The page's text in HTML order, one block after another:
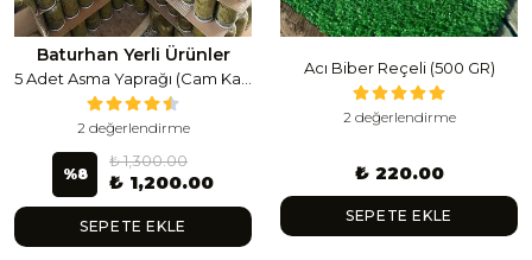
Baturhan Yerli Ürünler
2 değerlendirme
%8
₺ 1,300.00
₺ 1,200.00
SEPETE EKLE
Acı Biber Reçeli (500 GR)
2 değerlendirme
₺ 220.00
SEPETE EKLE